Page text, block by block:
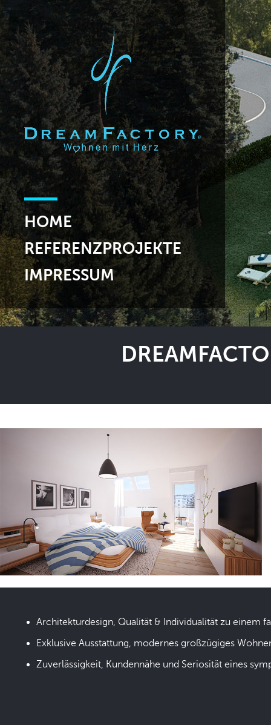
HOME
REFERENZPROJEKTE
IMPRESSUM
Architekturdesign, Qualität & Individualität zu einem
Exklusive Ausstattung, modernes großzügiges
Zuverlässigkeit, Kundennähe und Seriosität eines